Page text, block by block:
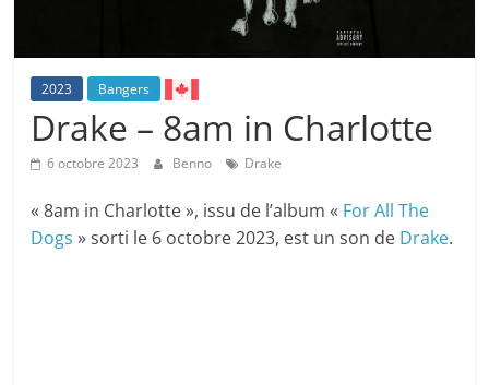
2023 Bangers
Drake – 8am in Charlotte
6 octobre 2023 Benno Drake
« 8am in Charlotte », issu de l’album « For All The
Dogs » sorti le 6 octobre 2023, est un son de Drake.